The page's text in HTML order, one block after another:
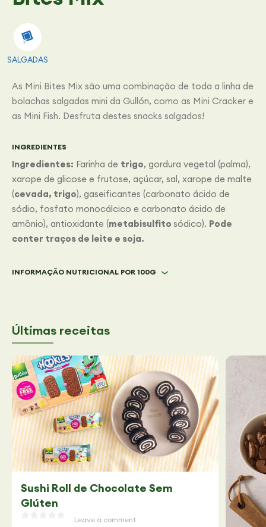
SALGADAS
As Mini Bites Mix são uma combinação de toda a linha de
bolachas salgadas mini da Gullón, como as Mini Cracker e
as Mini Fish. Desfruta destes snacks salgados!
INGREDIENTES
Ingredientes: Farinha de trigo, gordura vegetal (palma),
xarope de glicose e frutose, açúcar, sal, xarope de malte
(cevada, trigo), gaseificantes (carbonato ácido de
sódio, fosfato monocálcico e carbonato ácido de
amônio), antioxidante (metabisulfito sódico). Pode
conter traços de leite e soja.
INFORMAÇÃO NUTRICIONAL POR 100G
Últimas receitas
Sushi Roll de Chocolate Sem
Glúten
Leave a comment